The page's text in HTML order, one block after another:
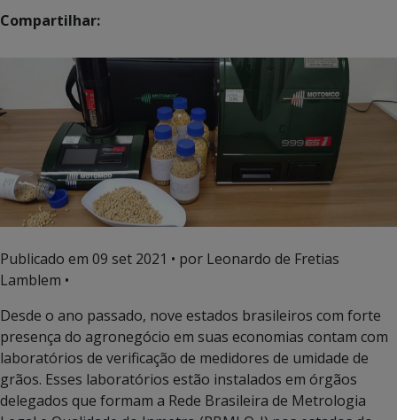
Compartilhar:
Publicado em 09 set 2021 • por Leonardo de Fretias
Lamblem •
Desde o ano passado, nove estados brasileiros com forte
presença do agronegócio em suas economias contam com
laboratórios de verificação de medidores de umidade de
grãos. Esses laboratórios estão instalados em órgãos
delegados que formam a Rede Brasileira de Metrologia